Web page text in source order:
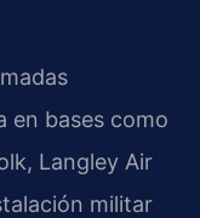
en bases como
Langley Air
militar